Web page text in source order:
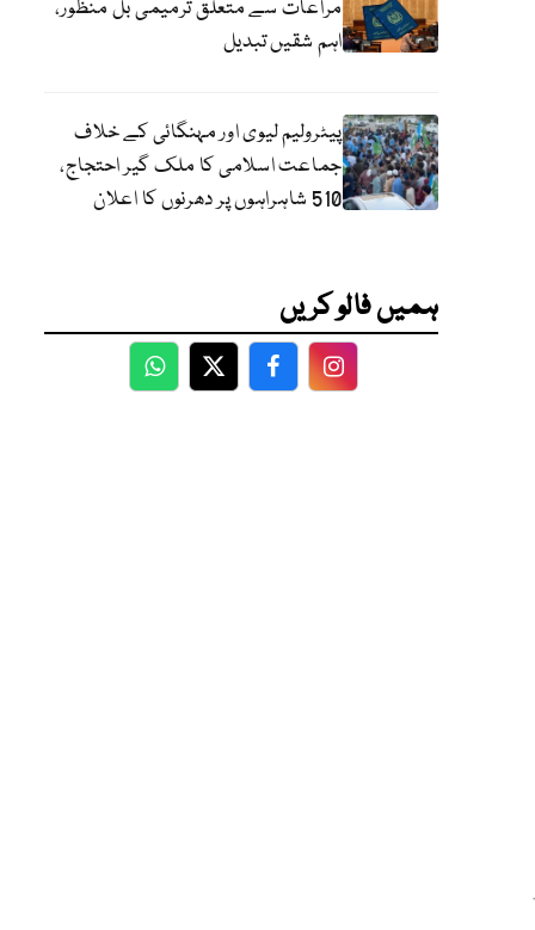
مراعات سے متعلق ترمیمی بل منظور،
اہم شقیں تبدیل
پیٹرولیم لیوی اور مہنگائی کے خلاف
جماعت اسلامی کا ملک گیر احتجاج،
510 شاہراہوں پر دھرنوں کا اعلان
ہمیں فالو کریں
WhatsApp
TwitterFacebookFacebook